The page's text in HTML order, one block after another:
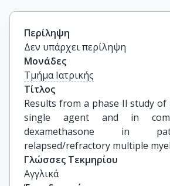
Περίληψη
Δεν υπάρχει περίληψη
Μονάδες
Τμήμα Ιατρικής
Τίτλος
Results from a phase II study of
single agent and in
dexamethasone in
relapsed/refractory multiple
Γλώσσες Τεκμηρίου
Αγγλικά